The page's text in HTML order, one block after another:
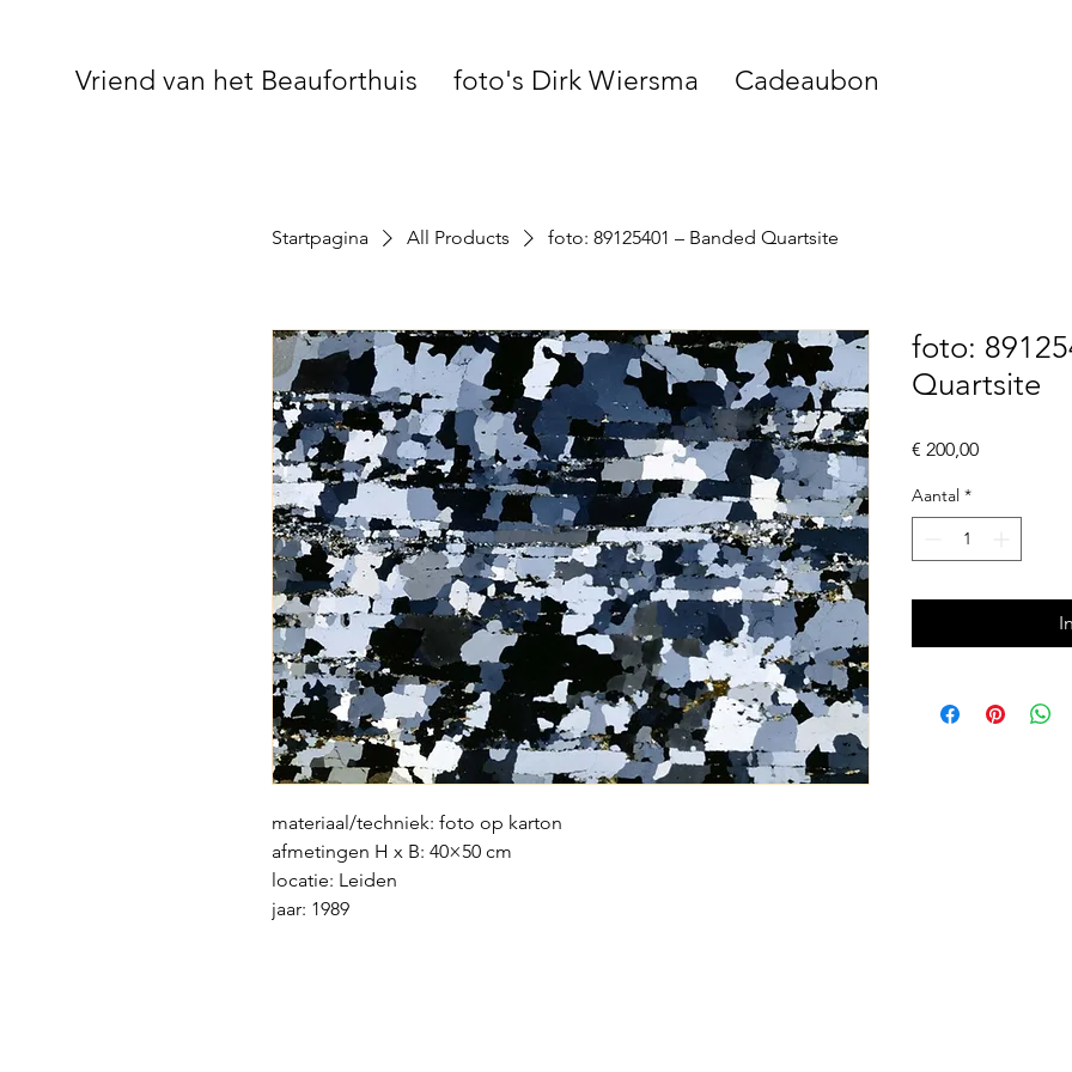
Vriend van het Beauforthuis foto's Dirk Wiersma Cadeaubon
Startpagina All Products foto: 89125401 – Banded Quartsite
materiaal/techniek: foto op karton
afmetingen H x B: 40×50 cm
locatie: Leiden
jaar: 1989
foto:
Quartsite
€ 200,00Prijs
Aantal *